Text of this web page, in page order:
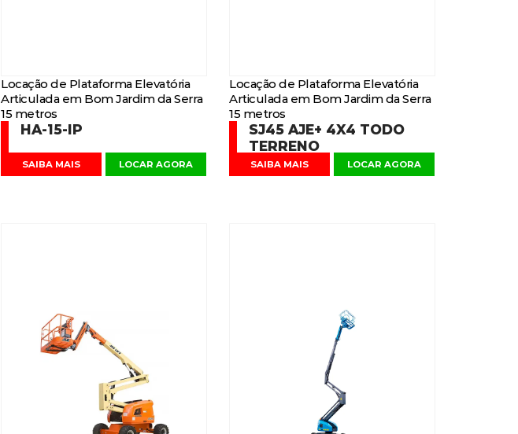
Locação de Plataforma Elevatória
Articulada em Bom Jardim da Serra
15 metros
HA-15-IP
SAIBA MAIS LOCAR AGORA
Locação de Plataforma Elevatória
Articulada em Bom Jardim da Serra
15 metros
SJ45 AJE+ 4X4 TODO
TERRENO
SAIBA MAIS LOCAR AGORA